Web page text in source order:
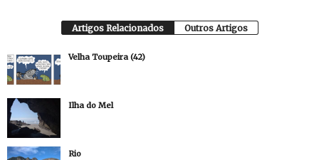
Artigos Relacionados Outros Artigos
Velha Toupeira (42)
Ilha do Mel
Rio